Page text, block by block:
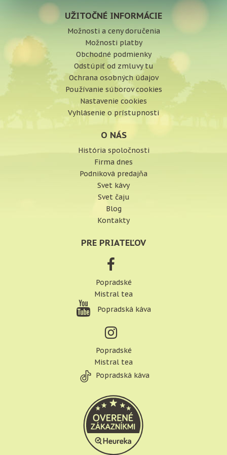
UŽITOČNÉ INFORMÁCIE
Možnosti a ceny doručenia
Možnosti platby
Obchodné podmienky
Odstúpiť od zmluvy tu
Ochrana osobných údajov
Používanie súborov cookies
Nastavenie cookies
Vyhlásenie o prístupnosti
O NÁS
História spoločnosti
Firma dnes
Podniková predajňa
Svet kávy
Svet čaju
Blog
Kontakty
PRE PRIATEĽOV
Popradské
Mistral tea
Popradská káva
Popradské
Mistral tea
Popradská káva